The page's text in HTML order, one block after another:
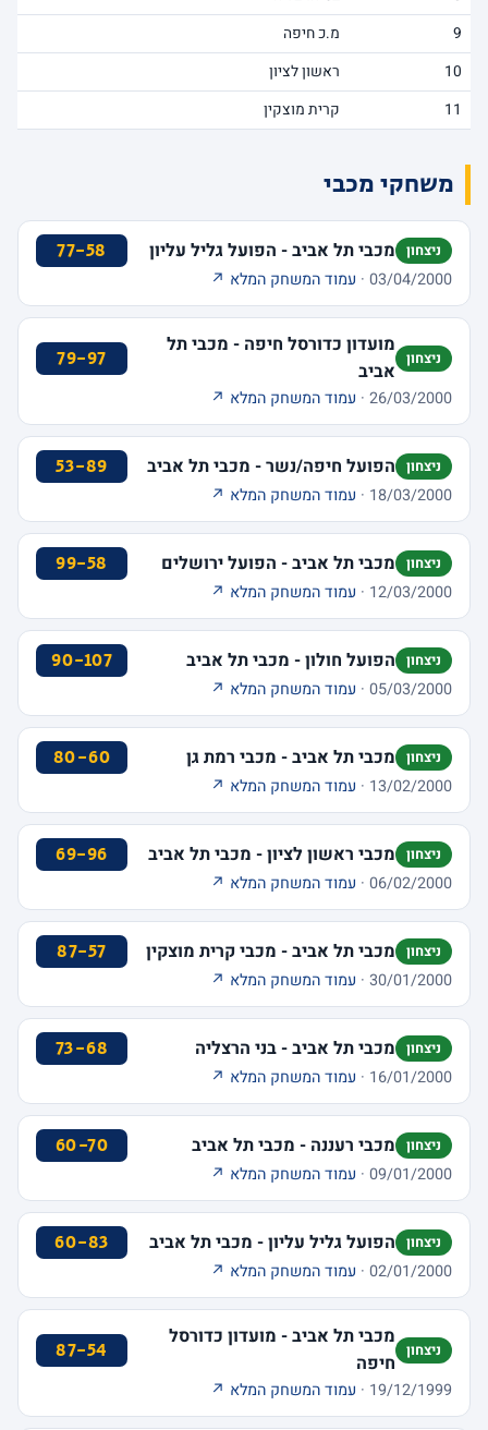
9
מ.כ חיפה
10
ראשון לציון
11
קרית מוצקין
משחקי מכבי
ניצחון מכבי תל אביב - הפועל גליל עליון 77-58
03/04/2000 · עמוד המשחק המלא ↗
ניצחון
מועדון כדורסל חיפה - מכבי תל
אביב
79-97
26/03/2000 · עמוד המשחק המלא ↗
ניצחון הפועל חיפה/נשר - מכבי תל אביב 53-89
18/03/2000 · עמוד המשחק המלא ↗
ניצחון מכבי תל אביב - הפועל ירושלים 99-58
12/03/2000 · עמוד המשחק המלא ↗
ניצחון הפועל חולון - מכבי תל אביב 90-107
05/03/2000 · עמוד המשחק המלא ↗
ניצחון מכבי תל אביב - מכבי רמת גן 80-60
13/02/2000 · עמוד המשחק המלא ↗
ניצחון מכבי ראשון לציון - מכבי תל אביב 69-96
06/02/2000 · עמוד המשחק המלא ↗
ניצחון מכבי תל אביב - מכבי קרית מוצקין 87-57
30/01/2000 · עמוד המשחק המלא ↗
ניצחון מכבי תל אביב - בני הרצליה 73-68
16/01/2000 · עמוד המשחק המלא ↗
ניצחון מכבי רעננה - מכבי תל אביב 60-70
09/01/2000 · עמוד המשחק המלא ↗
ניצחון הפועל גליל עליון - מכבי תל אביב 60-83
02/01/2000 · עמוד המשחק המלא ↗
ניצחון
מכבי תל אביב - מועדון כדורסל
חיפה
87-54
19/12/1999 · עמוד המשחק המלא ↗